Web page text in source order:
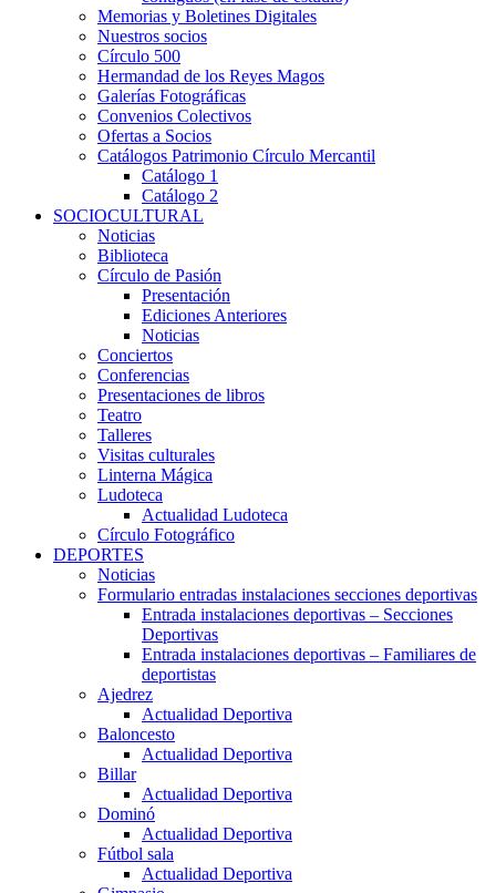
Memorias y Boletines Digitales
Nuestros socios
Círculo 500
Hermandad de los Reyes Magos
Galerías Fotográficas
Convenios Colectivos
Ofertas a Socios
Catálogos Patrimonio Círculo Mercantil
Catálogo 1
Catálogo 2
SOCIOCULTURAL
Noticias
Biblioteca
Círculo de Pasión
Presentación
Ediciones Anteriores
Noticias
Conciertos
Conferencias
Presentaciones de libros
Teatro
Talleres
Visitas culturales
Linterna Mágica
Ludoteca
Actualidad Ludoteca
Círculo Fotográfico
DEPORTES
Noticias
Formulario entradas instalaciones secciones deportivas
Entrada instalaciones deportivas – Secciones
Deportivas
Entrada instalaciones deportivas – Familiares de
deportistas
Ajedrez
Actualidad Deportiva
Baloncesto
Actualidad Deportiva
Billar
Actualidad Deportiva
Dominó
Actualidad Deportiva
Fútbol sala
Actualidad Deportiva